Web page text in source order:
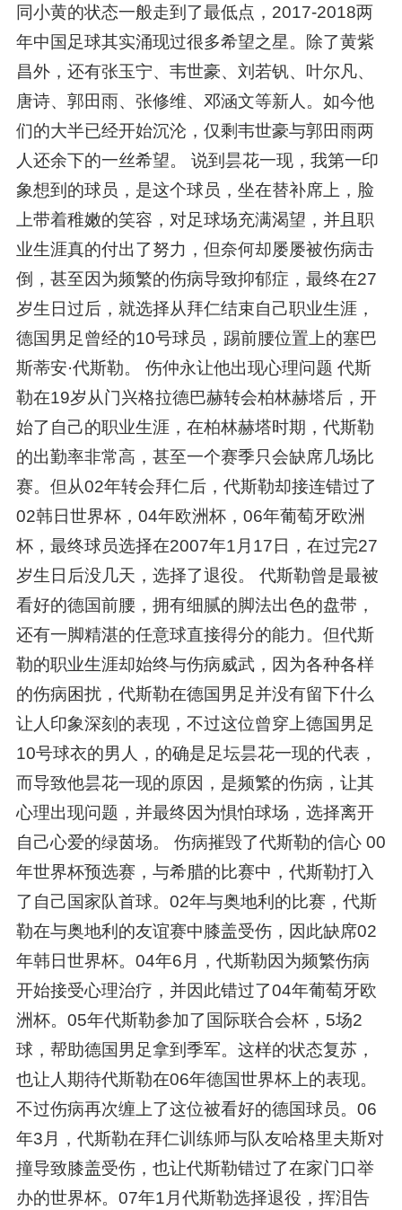
同小黄的状态一般走到了最低点，2017-2018两
年中国足球其实涌现过很多希望之星。除了黄紫
昌外，还有张玉宁、韦世豪、刘若钒、叶尔凡、
唐诗、郭田雨、张修维、邓涵文等新人。如今他
们的大半已经开始沉沦，仅剩韦世豪与郭田雨两
人还余下的一丝希望。 说到昙花一现，我第一印
象想到的球员，是这个球员，坐在替补席上，脸
上带着稚嫩的笑容，对足球场充满渴望，并且职
业生涯真的付出了努力，但奈何却屡屡被伤病击
倒，甚至因为频繁的伤病导致抑郁症，最终在27
岁生日过后，就选择从拜仁结束自己职业生涯，
德国男足曾经的10号球员，踢前腰位置上的塞巴
斯蒂安·代斯勒。 伤仲永让他出现心理问题 代斯
勒在19岁从门兴格拉德巴赫转会柏林赫塔后，开
始了自己的职业生涯，在柏林赫塔时期，代斯勒
的出勤率非常高，甚至一个赛季只会缺席几场比
赛。但从02年转会拜仁后，代斯勒却接连错过了
02韩日世界杯，04年欧洲杯，06年葡萄牙欧洲
杯，最终球员选择在2007年1月17日，在过完27
岁生日后没几天，选择了退役。 代斯勒曾是最被
看好的德国前腰，拥有细腻的脚法出色的盘带，
还有一脚精湛的任意球直接得分的能力。但代斯
勒的职业生涯却始终与伤病威武，因为各种各样
的伤病困扰，代斯勒在德国男足并没有留下什么
让人印象深刻的表现，不过这位曾穿上德国男足
10号球衣的男人，的确是足坛昙花一现的代表，
而导致他昙花一现的原因，是频繁的伤病，让其
心理出现问题，并最终因为惧怕球场，选择离开
自己心爱的绿茵场。 伤病摧毁了代斯勒的信心 00
年世界杯预选赛，与希腊的比赛中，代斯勒打入
了自己国家队首球。02年与奥地利的比赛，代斯
勒在与奥地利的友谊赛中膝盖受伤，因此缺席02
年韩日世界杯。04年6月，代斯勒因为频繁伤病
开始接受心理治疗，并因此错过了04年葡萄牙欧
洲杯。05年代斯勒参加了国际联合会杯，5场2
球，帮助德国男足拿到季军。这样的状态复苏，
也让人期待代斯勒在06年德国世界杯上的表现。
不过伤病再次缠上了这位被看好的德国球员。06
年3月，代斯勒在拜仁训练师与队友哈格里夫斯对
撞导致膝盖受伤，也让代斯勒错过了在家门口举
办的世界杯。07年1月代斯勒选择退役，挥泪告